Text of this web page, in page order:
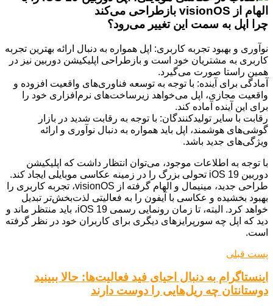
چرا اپل به سمت این تغییر می‌رود؟
نوآوری و بهبود تجربه کاربری: اپل همواره به دنبال ارائه بهترین تجربه
کاربری به مشتریان خود است و بازطراحی اپلیکیشن دوربین نیز در
همین راستا صورت می‌گیرد.
آمادگی برای آینده: با توجه به توسعه فناوری‌های واقعیت افزوده و
واقعیت مجازی، اپل می‌خواهد زیرساخت‌های نرم‌افزاری خود را
برای این آینده آماده کند.
رقابت با سایر تولیدکنندگان: با توجه به رقابت شدید در بازار
گوشی‌های هوشمند، اپل باید همواره به دنبال نوآوری و ارائه
ویژگی‌های جدید باشد.
با توجه به اطلاعات موجود، می‌توان انتظار داشت که اپلیکیشن
دوربین iOS 19 تحولی بزرگ را در زمینه عکاسی موبایلی ایجاد کند.
طراحی جدید، مینیمال و الهام گرفته از visionOS، تجربه کاربری را
بهبود بخشیده و عکاسی با آیفون را به فعالیتی لذت‌بخش‌تر تبدیل
خواهد کرد. البته، تا زمان رونمایی رسمی iOS 19، باید منتظر ماند و
دید که اپل چه سورپرایزهای دیگری برای کاربران خود در نظر گرفته
است.
پست قبلی
اینستاگرام به دنبال احیای فید فعالیت‌ها: حالا ببینید
دوستانتان چه ریل‌هایی را دوست دارند